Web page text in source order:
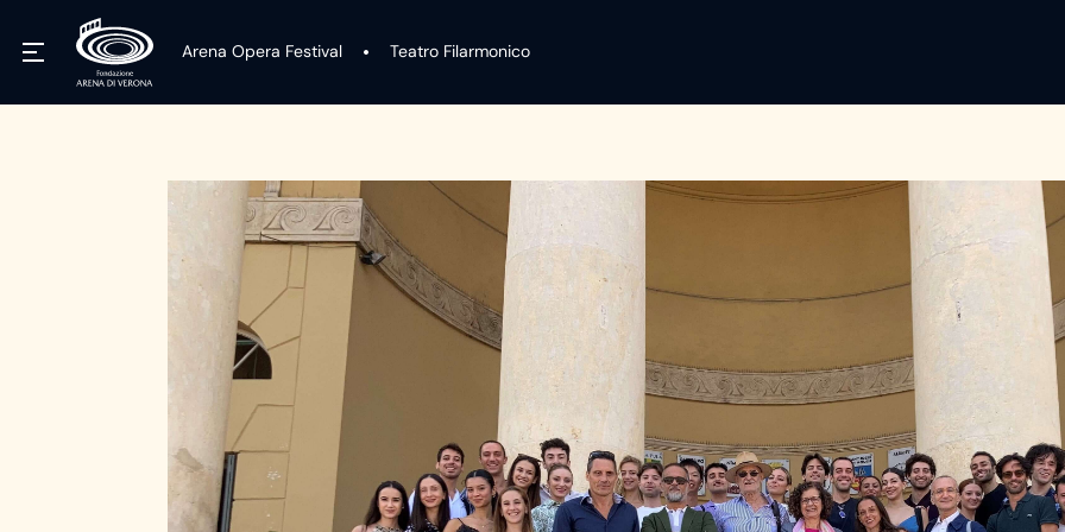
Arena Opera Festival Teatro Filarmonico